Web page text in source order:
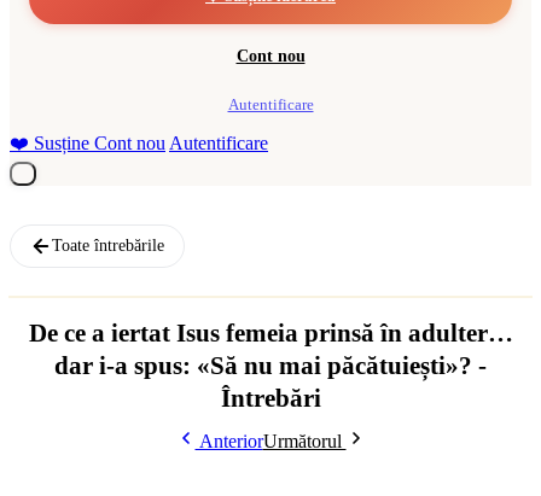
Cont nou
Autentificare
❤️ Susține Cont nou Autentificare
Toate întrebările
De ce a iertat Isus femeia prinsă în adulter…
dar i-a spus: «Să nu mai păcătuiești»? -
Întrebări
AnteriorUrmătorul